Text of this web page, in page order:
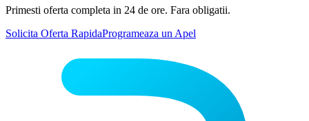
Primesti oferta completa in 24 de ore. Fara obligatii.
Solicita Oferta RapidaProgrameaza un Apel